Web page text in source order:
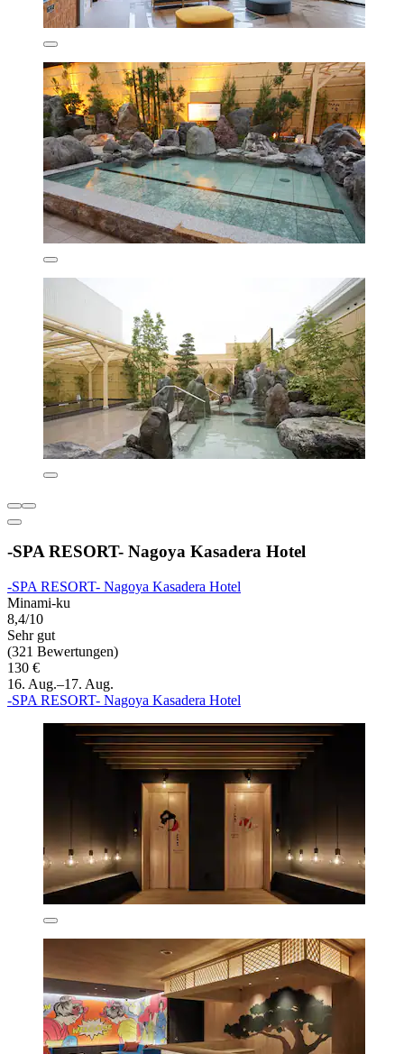
-SPA RESORT- Nagoya Kasadera Hotel
-SPA RESORT- Nagoya Kasadera Hotel
Minami-ku
8,4/10
Sehr gut
(321 Bewertungen)
130 €
16. Aug.–17. Aug.
-SPA RESORT- Nagoya Kasadera Hotel